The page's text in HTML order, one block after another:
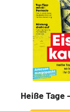
Heiße Tage